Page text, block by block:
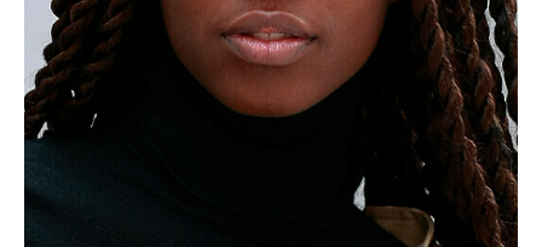
POP MUZIKANTEN
TALENTEN INTERNATIONALE
BEWERBUNG
KONTAKT
FRANKREICH
SCHWEIZ